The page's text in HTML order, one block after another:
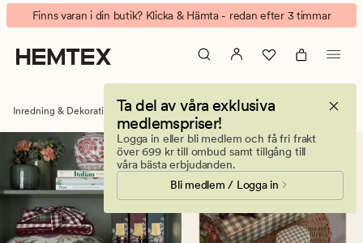
LED-
ljus
batteridrivna
utan
Hemtex
Animerad
banner.
Klicka
på
för
att
pausa.
Finns varan i din butik? Klicka & Hämta - redan efter 3 timmar
Ta del av våra exklusiva
medlemspriser!
Logga in eller bli medlem och få fri frakt
över 699 kr till ombud samt tillgång till
våra bästa erbjudanden.
Bli medlem / Logga in
Inredning & Dekorationer Ljus & doftljus LED ljus